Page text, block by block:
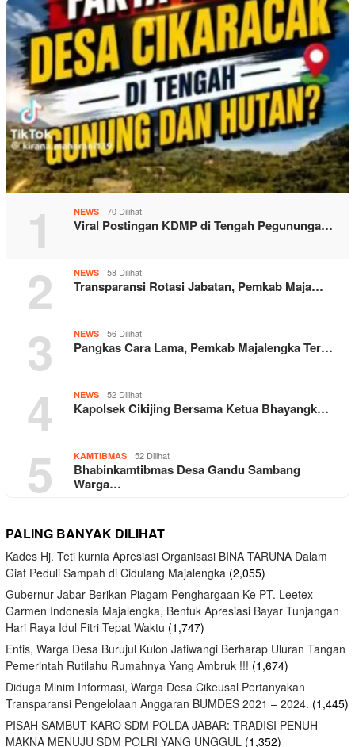
1 NEWS 70 Dilihat
Viral Postingan KDMP di Tengah Pegununga…
2 NEWS 58 Dilihat
Transparansi Rotasi Jabatan, Pemkab Maja…
3 NEWS 56 Dilihat
Pangkas Cara Lama, Pemkab Majalengka Ter…
4 NEWS 52 Dilihat
Kapolsek Cikijing Bersama Ketua Bhayangk…
5 KAMTIBMAS 52 Dilihat
Bhabinkamtibmas Desa Gandu Sambang
Warga…
PALING BANYAK DILIHAT
Kades Hj. Teti kurnia Apresiasi Organisasi BINA TARUNA Dalam
Giat Peduli Sampah di Cidulang Majalengka (2,055)
Gubernur Jabar Berikan Piagam Penghargaan Ke PT. Leetex
Garmen Indonesia Majalengka, Bentuk Apresiasi Bayar Tunjangan
Hari Raya Idul Fitri Tepat Waktu (1,747)
Entis, Warga Desa Burujul Kulon Jatiwangi Berharap Uluran Tangan
Pemerintah Rutilahu Rumahnya Yang Ambruk !!! (1,674)
Diduga Minim Informasi, Warga Desa Cikeusal Pertanyakan
Transparansi Pengelolaan Anggaran BUMDES 2021 – 2024. (1,445)
PISAH SAMBUT KARO SDM POLDA JABAR: TRADISI PENUH
MAKNA MENUJU SDM POLRI YANG UNGGUL (1,352)